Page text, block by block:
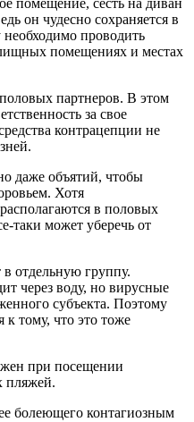
помещение, сесть на диван
он чудесно сохраняется в
проводить
помещениях и местах
партнеров. В этом
за свое
контрацепции не
даже объятий, чтобы
Хотя
в половых
таки может уберечь от
отдельную группу.
через воду, но вирусные
субъекта. Поэтому
тому, что это тоже
при посещении
пляжей.
болеющего контагиозным